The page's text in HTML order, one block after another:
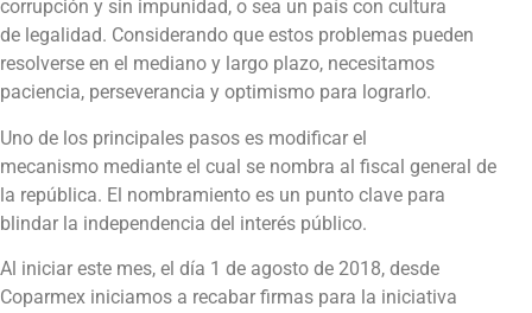
corrupción y sin impunidad, o sea un país con cultura
de legalidad. Considerando que estos problemas pueden
resolverse en el mediano y largo plazo, necesitamos
paciencia, perseverancia y optimismo para lograrlo.
Uno de los principales pasos es modificar el
mecanismo mediante el cual se nombra al fiscal general de
la república. El nombramiento es un punto clave para
blindar la independencia del interés público.
Al iniciar este mes, el día 1 de agosto de 2018, desde
Coparmex iniciamos a recabar firmas para la iniciativa